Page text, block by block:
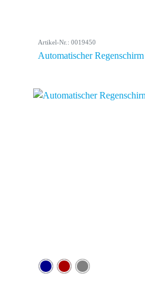
Artikel-Nr.: 0019450
Automatischer